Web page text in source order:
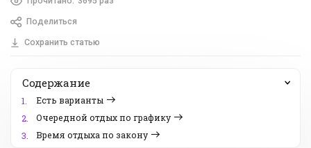
Поделиться
Сохранить статью
Содержание
1.
Есть варианты
2.
Очередной отдых по графику
3.
Время отдыха по закону